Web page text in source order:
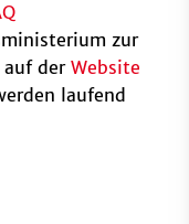
zur
der Website
laufend